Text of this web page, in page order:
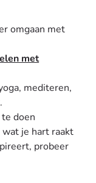
omgaan met
met
mediteren,
doen
je hart raakt
probeer